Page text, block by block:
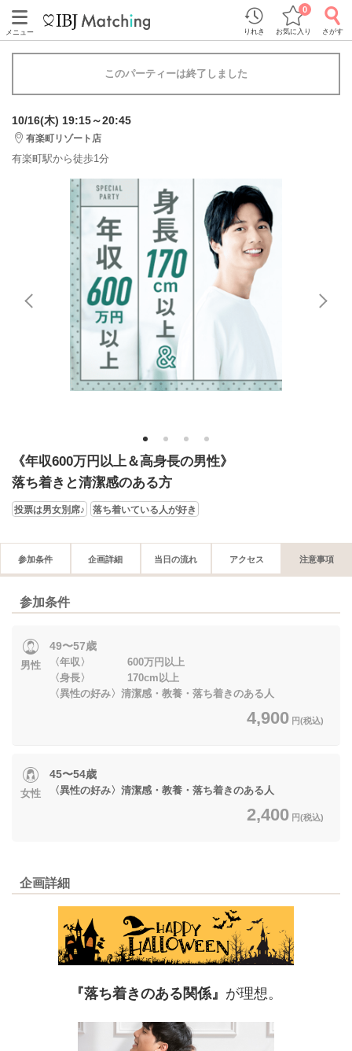
メニュー りれき お気に入り
0
さがす
このパーティーは終了しました
10/16(木) 19:15～20:45
有楽町リゾート店
有楽町駅から徒歩1分
1 2 3 4
《年収600万円以上＆高身長の男性》
落ち着きと清潔感のある方
投票は男女別席♪ 落ち着いている人が好き
参加条件 企画詳細 当日の流れ アクセス 注意事項
参加条件
男性
49〜57歳
〈年収〉 600万円以上
〈身長〉 170cm以上
〈異性の好み〉清潔感・教養・落ち着きのある人
4,900 円(税込)
女性
45〜54歳
〈異性の好み〉清潔感・教養・落ち着きのある人
2,400 円(税込)
企画詳細
『落ち着きのある関係』 が理想。